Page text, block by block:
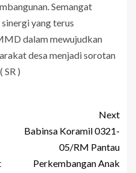
Semangat
yang terus
dalam mewujudkan
desa menjadi sorotan
SR )
Next
Babinsa Koramil 0321-
05/RM Pantau
Perkembangan Anak